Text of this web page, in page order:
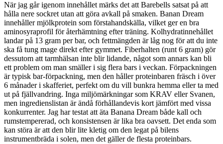
När jag går igenom innehållet märks det att Barebells satsat på att
hålla nere sockret utan att göra avkall på smaken. Banan Dream
innehåller mjölkprotein som förstahandskälla, vilket ger en bra
aminosyraprofil för återhämtning efter träning. Kolhydratinnehållet
landar på 13 gram per bar, och fettmängden är låg nog för att du inte
ska få tung mage direkt efter gymmet. Fiberhalten (runt 6 gram) gör
dessutom att tarmhälsan inte blir lidande, något som annars kan bli
ett problem om man smäller i sig flera bars i veckan. Förpackningen
är typisk bar-förpackning, men den håller proteinbaren fräsch i över
6 månader i skafferiet, perfekt om du vill bunkra hemma eller ta med
ut på fjällvandring. Inga miljömärkningar som KRAV eller Svanen,
men ingredienslistan är ändå förhållandevis kort jämfört med vissa
konkurrenter. Jag har testat att äta Banana Dream både kall och
rumstempererad, och konsistensen är lika bra oavsett. Det enda som
kan störa är att den blir lite kletig om den legat på bilens
instrumentbräda i solen, men det gäller de flesta proteinbars.